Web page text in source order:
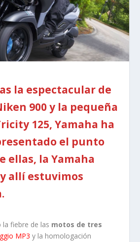
la espectacular de
900 y la pequeña
125, Yamaha ha
el punto
ellas, la Yamaha
allí estuvimos
la fiebre de las motos de tres
MP3 y la homologación